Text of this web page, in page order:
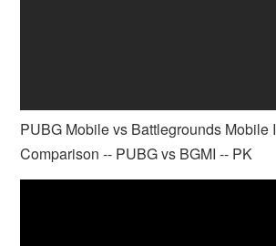
PUBG Mobile vs Battlegrounds Mobile
Comparison -- PUBG vs BGMI -- PK